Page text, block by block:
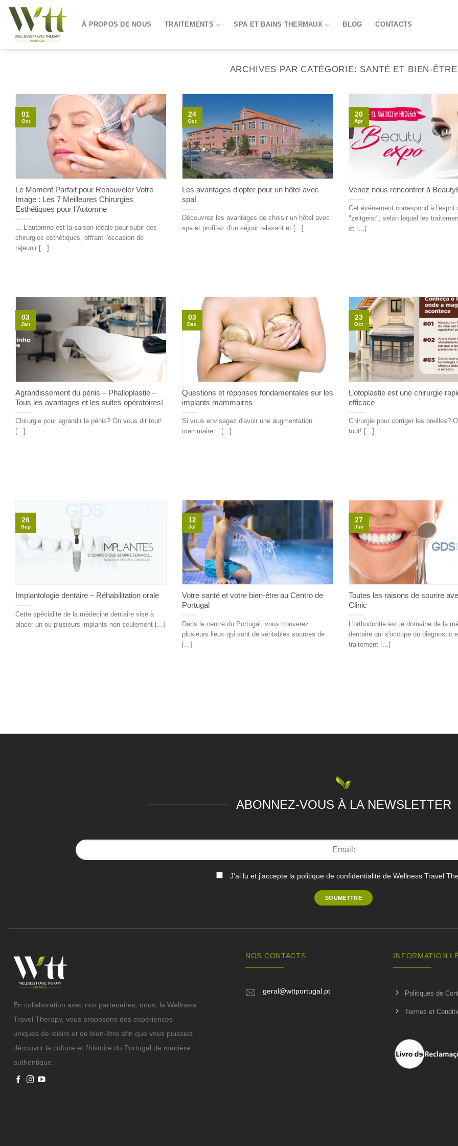
content
À PROPOS DE NOUS TRAITEMENTS SPA ET BAINS THERMAUX BLOG CONTACTS
ARCHIVES PAR CATÉGORIE: SANTÉ ET BIEN-ÊTRE
Le Moment Parfait pour Renouveler Votre
Image : Les 7 Meilleures Chirurgies
Esthétiques pour l’Automne
... L'automne est la saison idéale pour subir des
chirurgies esthétiques, offrant l'occasion de
rajeunir [...]
01
Oct
Les avantages d’opter pour un hôtel avec
spa!
Découvrez les avantages de choisir un hôtel avec
spa et profitez d'un séjour relaxant et [...]
24
Oct
Venez nous rencontrer à
Cet événement correspond à l'esprit
"zeitgeist", selon lequel les
et [...]
20
Apr
Agrandissement du pénis – Phalloplastie –
Tous les avantages et les suites opératoires!
Chirurgie pour agrandir le pénis? On vous dit tout!
[...]
03
Jan
Questions et réponses fondamentales sur les
implants mammaires
Si vous envisagez d'avoir une augmentation
mammaire... [...]
03
Dec
L’otoplastie est une chirurgie
efficace
Chirurgie pour corriger les oreilles?
tout! [...]
23
Oct
Implantologie dentaire – Réhabilitation orale
Cette spécialité de la médecine dentaire vise à
placer un ou plusieurs implants non seulement [...]
26
Sep
Votre santé et votre bien-être au Centro de
Portugal
Dans le centre du Portugal, vous trouverez
plusieurs lieux qui sont de véritables sources de
[...]
12
Jul
Toutes les raisons de sourire
Clinic
L'orthodontie est le domaine de la
dentaire qui s'occupe du diagnostic
traitement [...]
27
Jun
ABONNEZ-VOUS À LA NEWSLETTER
J'ai lu et j'accepte la politique de confidentialité de Wellness Travel
En collaboration avec nos partenaires, nous, la Wellness
Travel Therapy, vous proposons des expériences
uniques de loisirs et de bien-être afin que vous puissiez
découvrir la culture et l'histoire du Portugal de manière
authentique.
NOS CONTACTS
geral@wttportugal.pt
INFORMATION
Politiques de
Termes et